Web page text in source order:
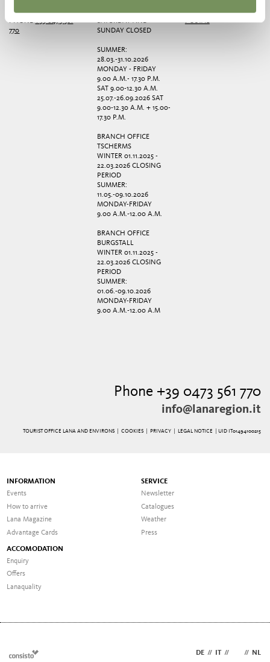
39011 LANA
PHONE+39 0473 561
770
9.00 A.M.- 17.30 P.M.
SATURDAY AND
SUNDAY CLOSED
SUMMER:
28.03.-31.10.2026
MONDAY - FRIDAY
9.00 A.M.- 17.30 P.M.
SAT 9.00-12.30 A.M.
25.07.-26.09.2026 SAT
9.00-12.30 A.M. + 15.00-
17.30 P.M.
BRANCH OFFICE
TSCHERMS
WINTER 01.11.2025 -
22.03.2026 CLOSING
PERIOD
SUMMER:
11.05.-09.10.2026
MONDAY-FRIDAY
9.00 A.M.-12.00 A.M.
BRANCH OFFICE
BURGSTALL
WINTER 01.11.2025 -
22.03.2026 CLOSING
PERIOD
SUMMER:
01.06.-09.10.2026
MONDAY-FRIDAY
9.00 A.M.-12.00 A.M
MONTE SAN VIGILIO
POSTAL
Phone +39 0473 561 770
info@lanaregion.it
TOURIST OFFICE LANA AND ENVIRONS | COOKIES| PRIVACY| LEGAL NOTICE | UID IT01494100215
INFORMATION
Events
How to arrive
Lana Magazine
Advantage Cards
SERVICE
Newsletter
Catalogues
Weather
Press
ACCOMODATION
Enquiry
Offers
Lanaquality
DE // IT // // NL